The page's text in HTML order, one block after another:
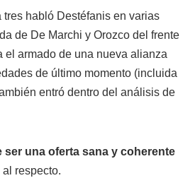
tres habló Destéfanis en varias
de De Marchi y Orozco del frente
el armado de una nueva alianza
de último momento (incluida
entró dentro del análisis de
una oferta sana y coherente
al respecto.